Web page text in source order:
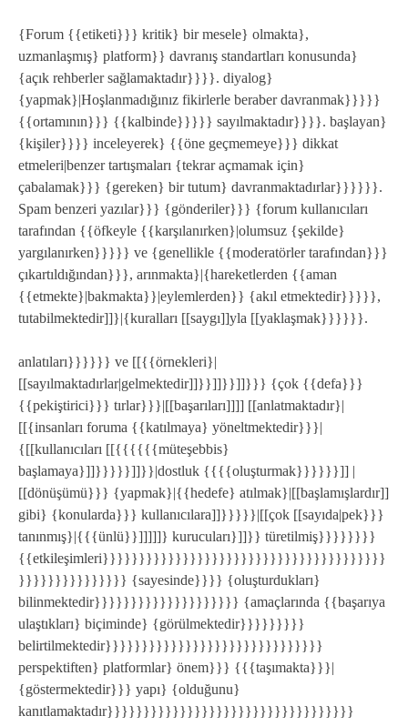
{Forum {{etiketi}}} kritik} bir mesele} olmakta},
uzmanlaşmış} platform}} davranış standartları konusunda}
{açık rehberler sağlamaktadır}}}}. diyalog}
{yapmak}|Hoşlanmadığınız fikirlerle beraber davranmak}}}}}
{{ortamının}}} {{kalbinde}}}}} sayılmaktadır}}}}. başlayan}
{kişiler}}}} inceleyerek} {{öne geçmemeye}}} dikkat
etmeleri|benzer tartışmaları {tekrar açmamak için}
çabalamak}}} {gereken} bir tutum} davranmaktadırlar}}}}}}.
Spam benzeri yazılar}}} {gönderiler}}} {forum kullanıcıları
tarafından {{öfkeyle {{karşılanırken}|olumsuz {şekilde}
yargılanırken}}}}} ve {genellikle {{moderatörler tarafından}}}
çıkartıldığından}}}, arınmakta}|{hareketlerden {{aman
{{etmekte}|bakmakta}}|eylemlerden}} {akıl etmektedir}}}}},
tutabilmektedir]]}|{kuralları [[saygı]]yla [[yaklaşmak}}}}}}.
anlatıları}}}}}} ve [[{{örnekleri}|
[[sayılmaktadırlar|gelmektedir]]}}]]}}]]}}} {çok {{defa}}}
{{pekiştirici}}} tırlar}}}|[[başarıları]]]] [[anlatmaktadır}|
[[{insanları foruma {{katılmaya} yöneltmektedir}}}|
{[[kullanıcıları [[{{{{{{müteşebbis}
başlamaya}]]}}}}}]]}}|dostluk {{{{oluşturmak}}}}}}]] |
[[dönüşümü}}} {yapmak}|{{hedefe} atılmak}|[[başlamışlardır]]
gibi} {konularda}}} kullanıcılara]]}}}}}|[[çok [[sayıda|pek}}}
tanınmış}|{{{ünlü}}]]]]]} kurucuları}]]}} türetilmiş}}}}}}}}
{{etkileşimleri}}}}}}}}}}}}}}}}}}}}}}}}}}}}}}}}}}}}}}}
}}}}}}}}}}}}}}} {sayesinde}}}} {oluşturdukları}
bilinmektedir}}}}}}}}}}}}}}}}}}}} {amaçlarında {{başarıya
ulaştıkları} biçiminde} {görülmektedir}}}}}}}}}
belirtilmektedir}}}}}}}}}}}}}}}}}}}}}}}}}}}}}}
perspektiften} platformlar} önem}}} {{{taşımakta}}}|
{göstermektedir}}} yapı} {olduğunu}
kanıtlamaktadır}}}}}}}}}}}}}}}}}}}}}}}}}}}}}}}}}}